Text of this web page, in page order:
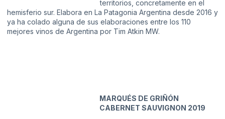
territorios, concretamente en el
hemisferio sur. Elabora en La Patagonia Argentina desde 2016 y
ya ha colado alguna de sus elaboraciones entre los 110
mejores vinos de Argentina por Tim Atkin MW.
MARQUÉS DE GRIÑÓN
CABERNET SAUVIGNON 2019